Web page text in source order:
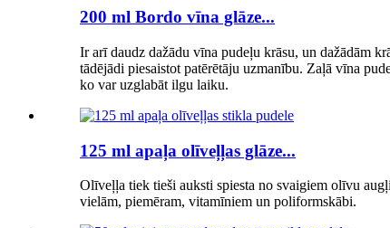
200 ml Bordo vīna glāze...
Ir arī daudz dažādu vīna pudeļu krāsu, un dažādām
tādējādi piesaistot patērētāju uzmanību. Zaļā vīna
ko var uzglabāt ilgu laiku.
125 ml apaļa olīveļļas glāze...
Olīveļļa tiek tieši auksti spiesta no svaigiem olīvu
vielām, piemēram, vitamīniem un poliformskābi.